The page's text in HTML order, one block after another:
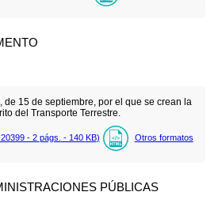
de 15 de septiembre, por el que se crean la
del Transporte Terrestre.
- 2 págs. - 140 KB) Otros formatos
PÚBLICAS